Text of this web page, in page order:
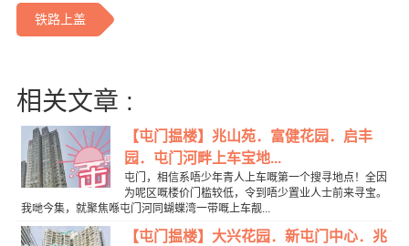
铁路上盖
相关文章 :
【屯门揾楼】兆山苑．富健花园．启丰
园．屯门河畔上车宝地...
屯门，相信系唔少年青人上车嘅第一个搜寻地点！全因
为呢区嘅楼价门槛较低，令到唔少置业人士前来寻宝。
我哋今集，就聚焦喺屯门河同蝴蝶湾一带嘅上车靓...
【屯门揾楼】大兴花园．新屯门中心．兆